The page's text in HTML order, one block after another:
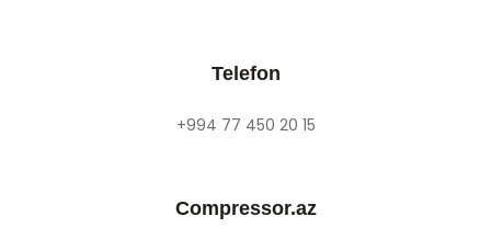
Telefon
+994 77 450 20 15
Compressor.az